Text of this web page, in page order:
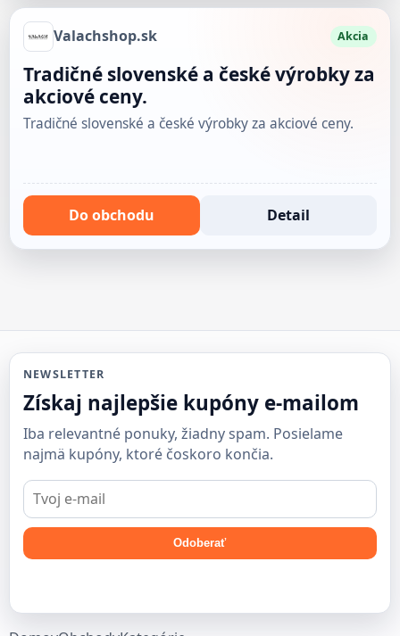
Valachshop.sk Akcia
Tradičné slovenské a české výrobky za
akciové ceny.
Tradičné slovenské a české výrobky za akciové ceny.
Do obchodu Detail
NEWSLETTER
Získaj najlepšie kupóny e-mailom
Iba relevantné ponuky, žiadny spam. Posielame
najmä kupóny, ktoré čoskoro končia.
E-
mail
Odoberať